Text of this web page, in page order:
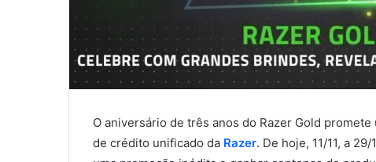
O aniversário de três anos do Razer Gold
de crédito unificado da Razer. De hoje, 11/11, a